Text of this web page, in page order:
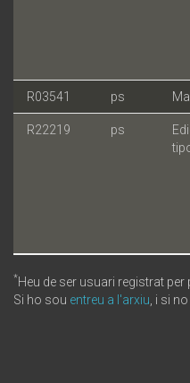
R03541 ps
R22219 ps
*Heu de ser usuari registrat
Si ho sou entreu a l'arxiu , i si